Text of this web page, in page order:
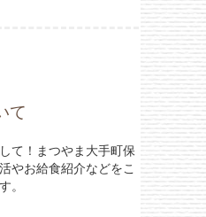
て
て！まつやま大手町保
やお給食紹介などをこ
。